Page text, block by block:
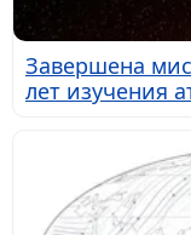
Завершена
лет изучения